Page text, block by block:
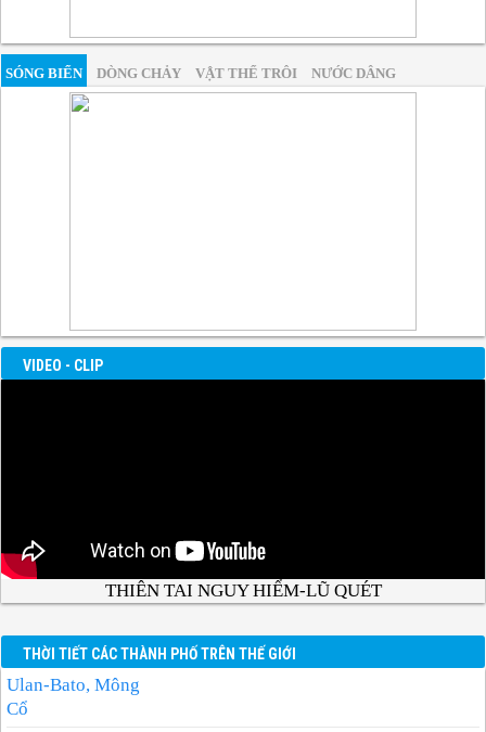
SÓNG BIỂN DÒNG CHẢY VẬT THỂ TRÔI NƯỚC DÂNG
VIDEO - CLIP
THIÊN TAI NGUY HIỂM-LŨ QUÉT
THỜI TIẾT CÁC THÀNH PHỐ TRÊN THẾ GIỚI
Ulan-Bato, Mông
Cổ